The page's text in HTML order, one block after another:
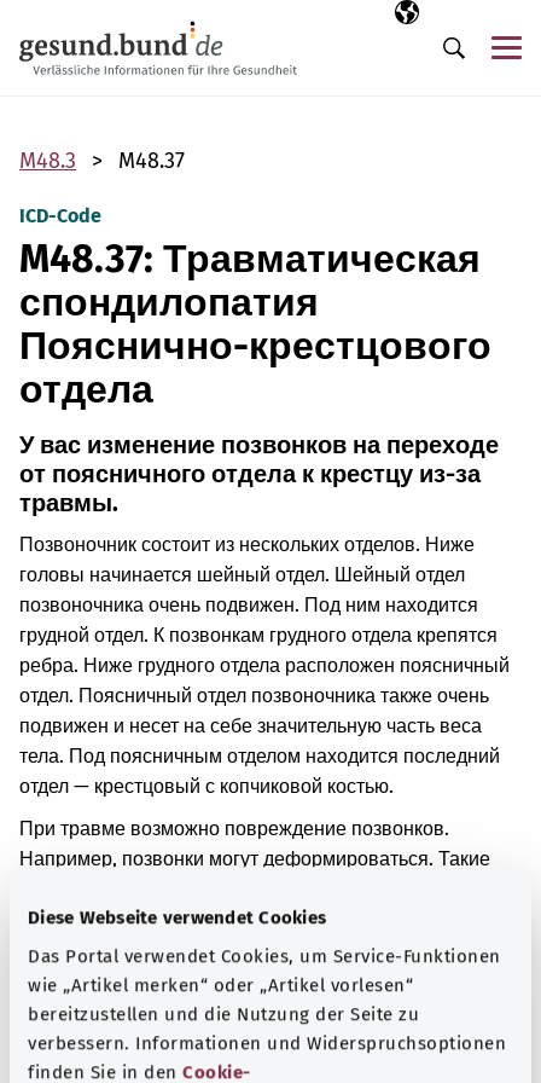
Diese Webseite verwendet Cookies
Das Portal verwendet Cookies, um Service-Funktionen
wie „Artikel merken“ oder „Artikel vorlesen“
bereitzustellen und die Nutzung der Seite zu
verbessern. Informationen und Widerspruchsoptionen
finden Sie in den Cookie-
Выбранный
RU
Поиск
M48.3 M48.37
ICD-Code
M48.37: Травматическая
спондилопатия
Пояснично-крестцового
отдела
У вас изменение позвонков на переходе
от поясничного отдела к крестцу из-за
травмы.
Позвоночник состоит из нескольких отделов. Ниже
головы начинается шейный отдел. Шейный отдел
позвоночника очень подвижен. Под ним находится
грудной отдел. К позвонкам грудного отдела крепятся
ребра. Ниже грудного отдела расположен поясничный
отдел. Поясничный отдел позвоночника также очень
подвижен и несет на себе значительную часть веса
тела. Под поясничным отделом находится последний
отдел — крестцовый с копчиковой костью.
При травме возможно повреждение позвонков.
Например, позвонки могут деформироваться. Такие
некоторого времени.
Дополнительные обозначения
Указание